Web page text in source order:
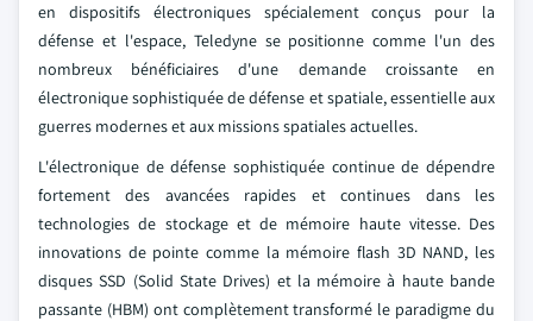
en dispositifs électroniques spécialement conçus pour la
défense et l'espace, Teledyne se positionne comme l'un des
nombreux bénéficiaires d'une demande croissante en
électronique sophistiquée de défense et spatiale, essentielle aux
guerres modernes et aux missions spatiales actuelles.
L'électronique de défense sophistiquée continue de dépendre
fortement des avancées rapides et continues dans les
technologies de stockage et de mémoire haute vitesse. Des
innovations de pointe comme la mémoire flash 3D NAND, les
disques SSD (Solid State Drives) et la mémoire à haute bande
passante (HBM) ont complètement transformé le paradigme du